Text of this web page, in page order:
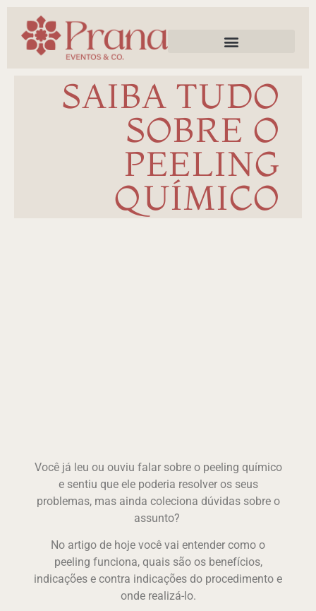
SAIBA TUDO
SOBRE O
PEELING
QUÍMICO
Você já leu ou ouviu falar sobre o peeling químico
e sentiu que ele poderia resolver os seus
problemas, mas ainda coleciona dúvidas sobre o
assunto?
No artigo de hoje você vai entender como o
peeling funciona, quais são os benefícios,
indicações e contra indicações do procedimento e
onde realizá-lo.